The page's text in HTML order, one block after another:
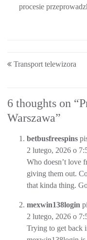
procesie
Post navigation
Transport telewizora
6 thoughts on “
Warszawa”
betbusfreespins
2 lutego, 2026 o
Who doesn’t love
giving them out.
that kinda thing.
mexwin138login
2 lutego, 2026 o
Trying to get back